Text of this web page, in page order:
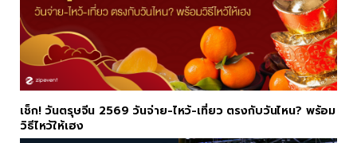
เช็ก! วันตรุษจีน 2569 วันจ่าย-ไหว้-เที่ยว ตรงกับวันไหน? พร้อม
วิธีไหว้ให้เฮง